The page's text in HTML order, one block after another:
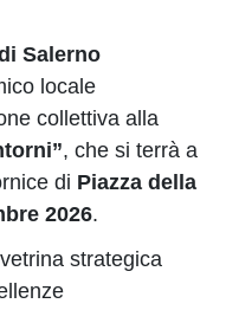
Salerno
locale
collettiva alla
, che si terrà a
di Piazza della
2026.
strategica